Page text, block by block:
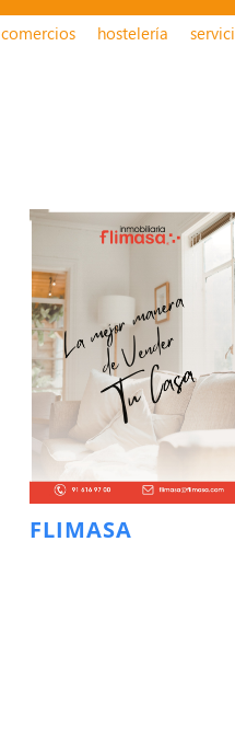
comercios hostelería
FLIMASA